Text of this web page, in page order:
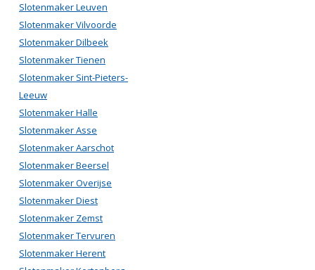
Slotenmaker Leuven
Slotenmaker Vilvoorde
Slotenmaker Dilbeek
Slotenmaker Tienen
Slotenmaker Sint-Pieters-
Leeuw
Slotenmaker Halle
Slotenmaker Asse
Slotenmaker Aarschot
Slotenmaker Beersel
Slotenmaker Overijse
Slotenmaker Diest
Slotenmaker Zemst
Slotenmaker Tervuren
Slotenmaker Herent